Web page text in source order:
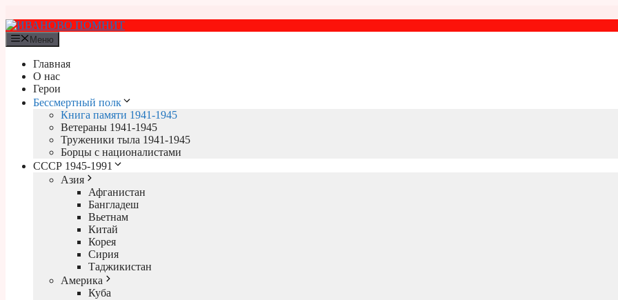
к
содержимому
Меню
Главная
О нас
Герои
Бессмертный полк
Книга памяти 1941-1945
Ветераны 1941-1945
Труженики тыла 1941-1945
Борцы с националистами
СССР 1945-1991
Азия
Афганистан
Бангладеш
Вьетнам
Китай
Корея
Сирия
Таджикистан
Америка
Куба